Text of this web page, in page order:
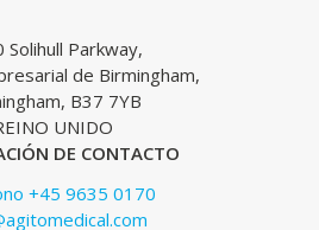
Solihull Parkway,
de Birmingham,
B37 7YB
UNIDO
DE CONTACTO
+45 9635 0170